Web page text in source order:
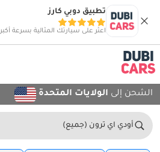
تطبيق دوبي كارز
اعثر على سيارتك المثالية بسرعة أكبر
الشحن إلى الولايات المتحدة
أودي اي ترون (جميع)